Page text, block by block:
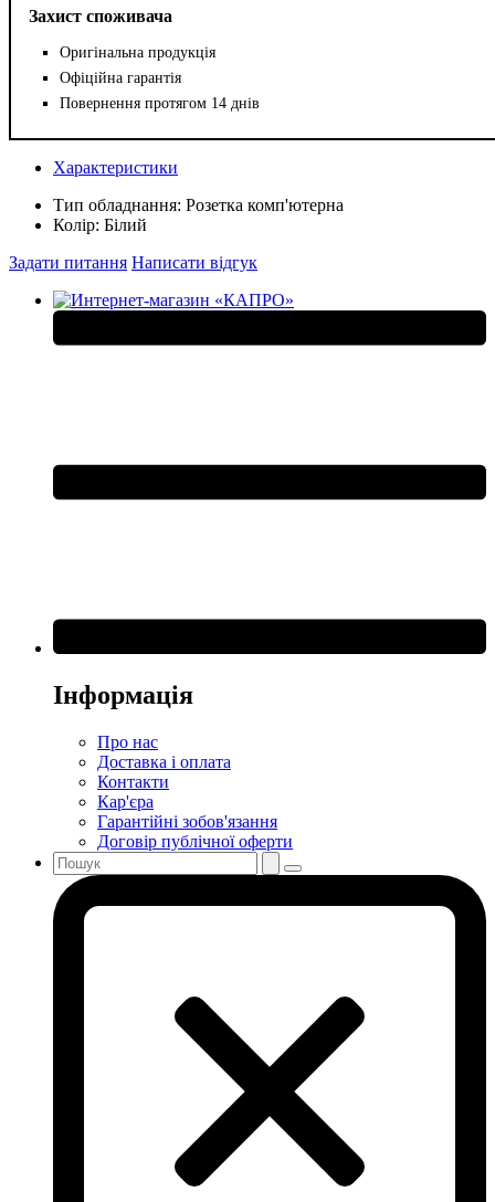
Захист споживача
Оригінальна продукція
Офіційна гарантія
Повернення протягом 14 днів
Характеристики
Тип обладнання: Розетка комп'ютерна
Колір: Білий
Задати питання Написати відгук
Інформація
Про нас
Доставка і оплата
Контакти
Кар'єра
Гарантійні зобов'язання
Договір публічної оферти